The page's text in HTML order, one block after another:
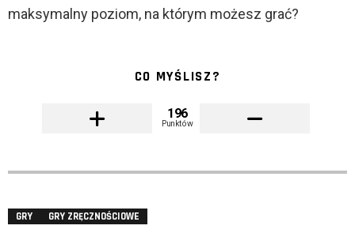
maksymalny poziom, na którym możesz grać?
CO MYŚLISZ?
196
Punktów
GRY GRY ZRĘCZNOŚCIOWE